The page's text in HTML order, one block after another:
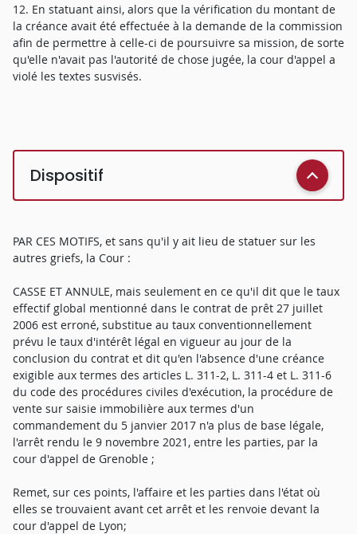
12. En statuant ainsi, alors que la vérification du montant de
la créance avait été effectuée à la demande de la commission
afin de permettre à celle-ci de poursuivre sa mission, de sorte
qu'elle n'avait pas l'autorité de chose jugée, la cour d'appel a
violé les textes susvisés.
Dispositif
PAR CES MOTIFS, et sans qu'il y ait lieu de statuer sur les
autres griefs, la Cour :
CASSE ET ANNULE, mais seulement en ce qu'il dit que le taux
effectif global mentionné dans le contrat de prêt 27 juillet
2006 est erroné, substitue au taux conventionnellement
prévu le taux d'intérêt légal en vigueur au jour de la
conclusion du contrat et dit qu'en l'absence d'une créance
exigible aux termes des articles L. 311-2, L. 311-4 et L. 311-6
du code des procédures civiles d'exécution, la procédure de
vente sur saisie immobilière aux termes d'un
commandement du 5 janvier 2017 n'a plus de base légale,
l'arrêt rendu le 9 novembre 2021, entre les parties, par la
cour d'appel de Grenoble ;
Remet, sur ces points, l'affaire et les parties dans l'état où
elles se trouvaient avant cet arrêt et les renvoie devant la
cour d'appel de Lyon;